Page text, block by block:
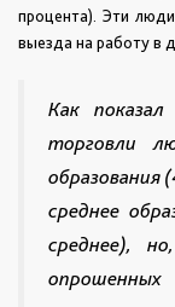
процента). Эти
выезда на работу в
Как
торговли
образования
среднее
среднее),